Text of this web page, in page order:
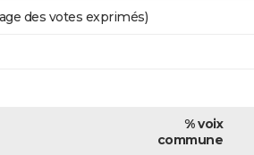
des votes exprimés)
% voix
commune